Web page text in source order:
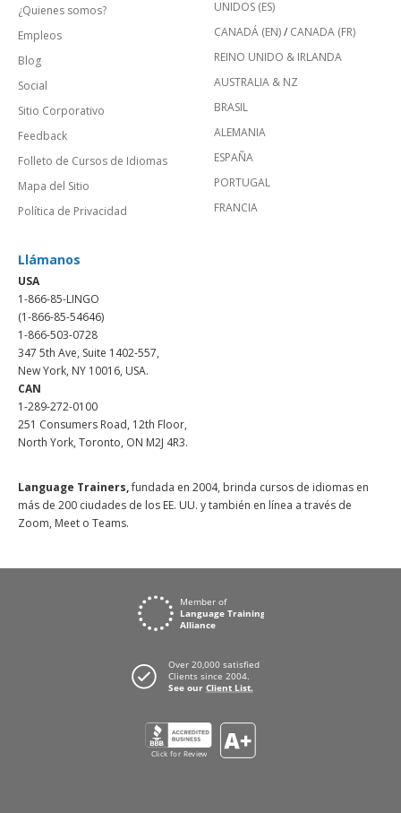
¿Quienes somos?
Empleos
Blog
Social
Sitio Corporativo
Feedback
Folleto de Cursos de Idiomas
Mapa del Sitio
Política de Privacidad
UNIDOS (ES)
CANADÁ (EN)/ CANADA (FR)
REINO UNIDO & IRLANDA
AUSTRALIA & NZ
BRASIL
ALEMANIA
ESPAÑA
PORTUGAL
FRANCIA
Llámanos
USA
1-866-85-LINGO
(1-866-85-54646)
1-866-503-0728
347 5th Ave, Suite 1402-557,
New York, NY 10016, USA.
CAN
1-289-272-0100
251 Consumers Road, 12th Floor,
North York, Toronto, ON M2J 4R3.
Language Trainers,fundada en 2004, brinda cursos de idiomas en
más de 200 ciudades de los EE. UU. y también en línea a través de
Zoom, Meet o Teams.